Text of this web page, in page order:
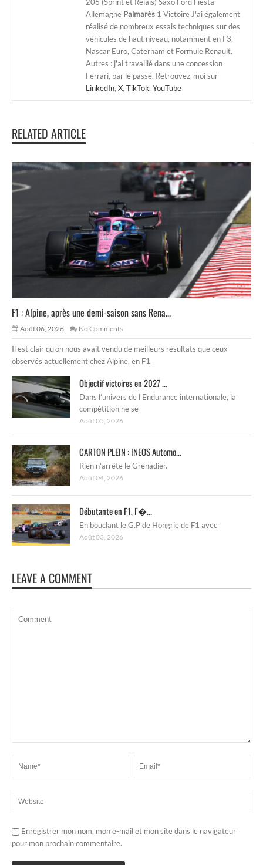
Allemagne Palmarès 1 Victoire J'ai également
réalisé de nombreux essais techniques sur des
véhicules de haut niveau, notamment en F3,
Nascar Euro, Caterham et Formule Renault.
Autres : j'ai travaillé dans une concession
Ferrari, par le passé. Retrouvez-moi sur
LinkedIn, X, TikTok, YouTube
RELATED ARTICLE
F1 : Alpine, après une demi-saison sans Rena...
Août 06, 2026 No Comments
Il est clair qu’on nous avait vendu de meilleurs résultats que ceux
observés actuellement chez Alpine, en F1.
Objectif victoires en 2027 ...
Dans l’univers de l’Endurance internationale, la
compétition ne se
Août 05, 2026
CARTON PLEIN : INEOS Automo...
Rien n’arrête le Grenadier.
Août 04, 2026
Débutante en F1, l’�...
En bouclant le G.P de Hongrie de F1 avec
Août 03, 2026
LEAVE A COMMENT
Enregistrer mon nom, mon e-mail et mon site dans le navigateur
pour mon prochain commentaire.